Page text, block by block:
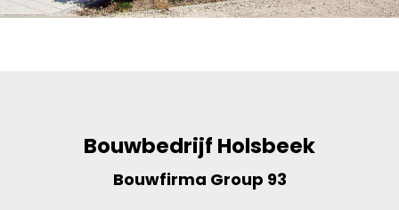
Bouwbedrijf Holsbeek
Bouwfirma Group 93